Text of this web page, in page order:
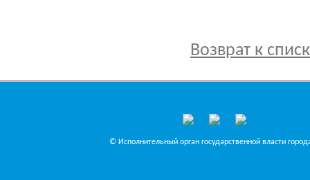
Возврат к
© Исполнительный орган государственной власти